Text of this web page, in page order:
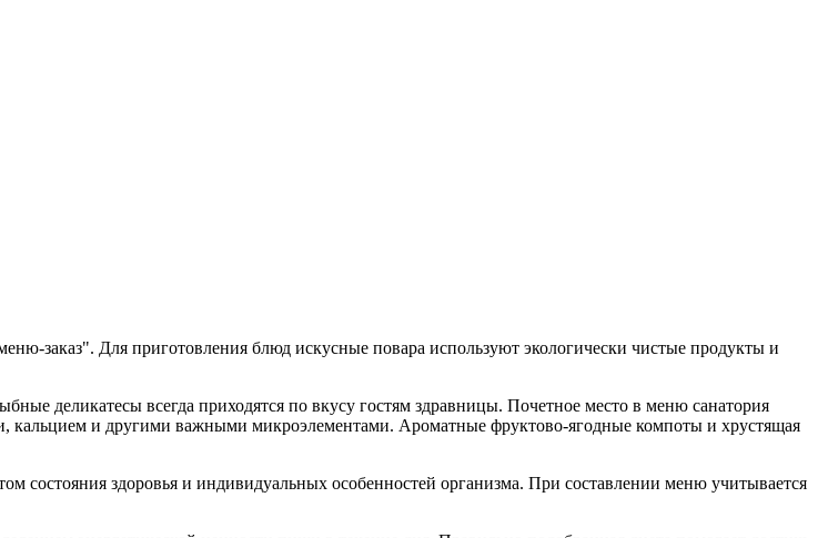
заказ". Для приготовления блюд искусные повара используют экологически чистые продукты и
деликатесы всегда приходятся по вкусу гостям здравницы. Почетное место в меню санатория
и другими важными микроэлементами. Ароматные фруктово-ягодные компоты и хрустящая
состояния здоровья и индивидуальных особенностей организма. При составлении меню учитывается